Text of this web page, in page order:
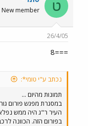
ט New member
26/4/05
===8
נכתב ע"י טומי*:
תמונות מהיום ...
העיר ר"ג היה ממש
בפורום הזה. הכוונה